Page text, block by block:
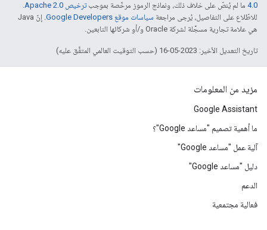
4.0‏ ما لم يُنصّ على خلاف ذلك، ونماذج الرموز مرخّصة بموجبترخيص Apache 2.0‏
.
للاطّلاع على التفاصيل، يُرجى مراجعة سياسات موقع Google Developers‏
. إنّ Java
هي علامة تجارية مسجَّلة لشركة Oracle و/أو شركائها التابعين.
تاريخ التعديل الأخير: 2023-05-16 (حسب التوقيت العالمي المتفَّق عليه)
مزيد من المعلومات
Google Assistant
ما أهمية تصميم "مساعد Google"؟
آلية عمل "مساعد Google"
دليل "مساعد Google"
الدعم
فعالية مجتمعية